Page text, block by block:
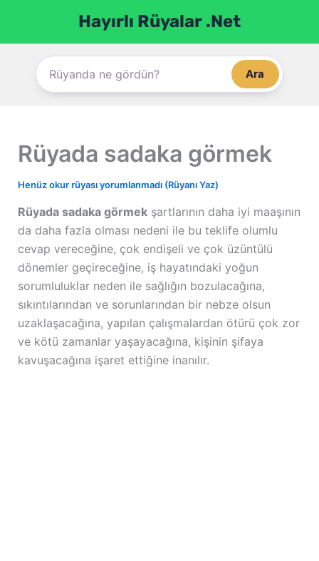
Hayırlı Rüyalar .Net
Ara
Rüyada sadaka görmek
Henüz okur rüyası yorumlanmadı (Rüyanı Yaz)
Rüyada sadaka görmekşartlarının daha iyi maaşının
da daha fazla olması nedeni ile bu teklife olumlu
cevap vereceğine, çok endişeli ve çok üzüntülü
dönemler geçireceğine, iş hayatındaki yoğun
sorumluluklar neden ile sağlığın bozulacağına,
sıkıntılarından ve sorunlarından bir nebze olsun
uzaklaşacağına, yapılan çalışmalardan ötürü çok zor
ve kötü zamanlar yaşayacağına, kişinin şifaya
kavuşacağına işaret ettiğine inanılır.